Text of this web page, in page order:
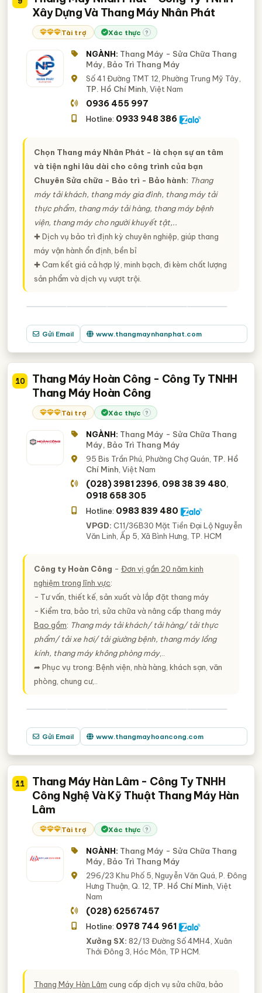
Xây Dựng Và Thang Máy Nhân Phát
Tài trợ Xác thực ?
NGÀNH: Thang Máy - Sửa Chữa Thang
Máy, Bảo Trì Thang Máy
Số 41 Đường TMT 12, Phường Trung Mỹ Tây,
TP. Hồ Chí Minh, Việt Nam
0936 455 997
Hotline: 0933 948 386
Chọn Thang máy Nhân Phát - là chọn sự an tâm
và tiện nghi lâu dài cho công trình của bạn
Chuyên Sửa chữa - Bảo trì - Bảo hành: Thang
máy tải khách, thang máy gia đình, thang máy tải
thực phẩm, thang máy tải hàng, thang máy bệnh
viện, thang máy cho người khuyết tật,..
✚ Dịch vụ bảo trì định kỳ chuyên nghiệp, giúp thang
máy vận hành ổn định, bền bỉ
✚ Cam kết giá cả hợp lý, minh bạch, đi kèm chất lượng
sản phẩm và dịch vụ vượt trội.
Gửi Email www.thangmaynhanphat.com
10
Thang Máy Hoàn Công - Công Ty TNHH
Thang Máy Hoàn Công
Tài trợ Xác thực ?
NGÀNH: Thang Máy - Sửa Chữa Thang
Máy, Bảo Trì Thang Máy
95 Bis Trần Phú, Phường Chợ Quán, TP. Hồ
Chí Minh, Việt Nam
(028) 3981 2396, 098 38 39 480,
0918 658 305
Hotline: 0983 839 480
VPGD: C11/36B30 Mặt Tiền Đại Lộ Nguyễn
Văn Linh, Ấp 5, Xã Bình Hưng, TP. HCM
Công ty Hoàn Công - Đơn vị gần 20 năm kinh
nghiệm trong lĩnh vực:
− Tư vấn, thiết kế, sản xuất và lắp đặt thang máy
− Kiểm tra, bảo trì, sửa chữa và nâng cấp thang máy
Bao gồm: Thang máy tải khách/ tải hàng/ tải thực
phẩm/ tải xe hơi/ tải giường bệnh, thang máy lồng
kính, thang máy không phòng máy,..
➦ Phục vụ trong: Bệnh viện, nhà hàng, khách sạn, văn
phòng, chung cư,..
Gửi Email www.thangmayhoancong.com
11
Thang Máy Hàn Lâm - Công Ty TNHH
Công Nghệ Và Kỹ Thuật Thang Máy Hàn
Lâm
Tài trợ Xác thực ?
NGÀNH: Thang Máy - Sửa Chữa Thang
Máy, Bảo Trì Thang Máy
296/23 Khu Phố 5, Nguyễn Văn Quá, P. Đông
Hưng Thuận, Q. 12, TP. Hồ Chí Minh, Việt
Nam
(028) 62567457
Hotline: 0978 744 961
Xưởng SX: 82/13 Đường Số 4MH4, Xuân
Thới Đông 3, Hóc Môn, TP HCM.
Thang Máy Hàn Lâm cung cấp dịch vụ sửa chữa, bảo